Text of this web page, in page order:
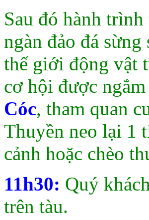
Sau đó hành
ngàn đảo đá
thế giới động vật
cơ hội được
Cóc, tham quan
Thuyền neo lại 1
cảnh hoặc chèo
11h30: Quý
trên tàu.